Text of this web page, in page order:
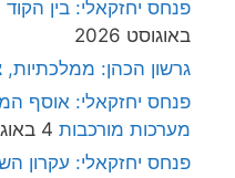
פנחס יחזקאלי: בין
באוגוסט 2026
גרשון הכהן:
פנחס יחזקאלי: אוסף
מערכות מורכבות 4 באוגוסט 2026
פנחס יחזקאלי: עקרון